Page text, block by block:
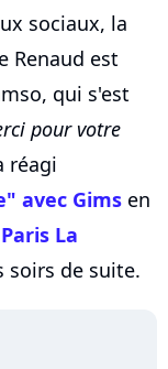
sociaux, la
Renaud est
qui s'est
pour votre
réagi
avec Gims en
La
soirs de suite.